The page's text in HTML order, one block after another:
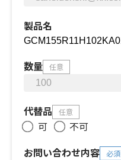
製品名
数量 任意
代替品 任意
可
不可
お問い合わせ内容
必須